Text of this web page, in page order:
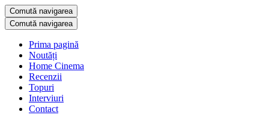
Comută navigarea
Comută navigarea
Prima pagină
Noutăți
Home Cinema
Recenzii
Topuri
Interviuri
Contact